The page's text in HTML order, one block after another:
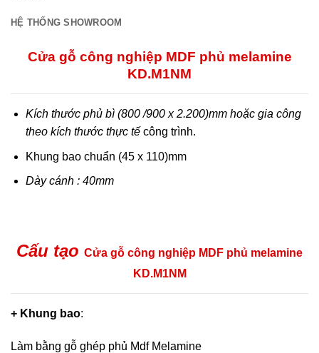
HỆ THỐNG SHOWROOM
Cửa gỗ công nghiệp MDF phủ melamine
KD.M1NM
Kích thước phủ bì (800 /900 x 2.200)mm hoặc gia công
theo kích thước thực tế công trình.
Khung bao chuẩn (45 x 110)mm
Dày cánh : 40mm
Cấu tạo Cửa gỗ công nghiệp MDF phủ melamine
KD.M1NM
+ Khung bao:
Làm bằng gỗ ghép phủ Mdf Melamine